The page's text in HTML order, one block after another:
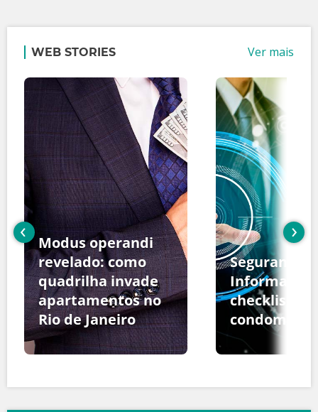
WEB STORIES Ver mais
Modus operandi
revelado: como
quadrilha invade
apartamentos no
Rio de Janeiro
Segurança
Informação:
checklist
‹ ›